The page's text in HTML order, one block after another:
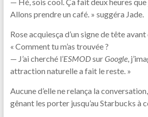
Allons prendre un café. » suggéra Jade.
Rose acquiesça d’un signe de tête avant
« Comment tu m’as trouvée ?
— J’ai cherché l’ESMODsurGoogle,
attraction naturelle a fait le reste. »
Aucune d’elle ne relança la
gênant les porter jusqu’au Starbucks à